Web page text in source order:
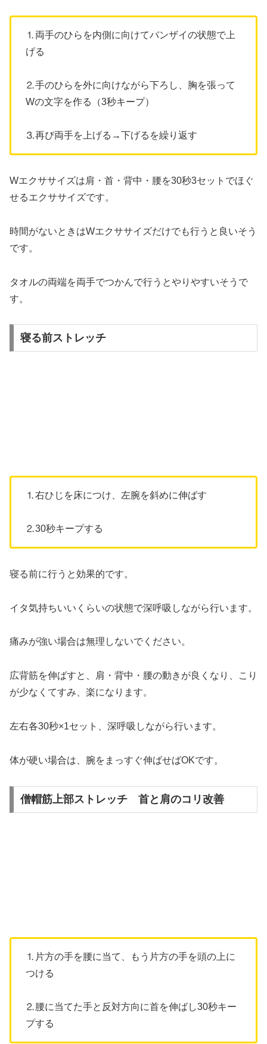
⒈両手のひらを内側に向けてバンザイの状態で上
げる
⒉手のひらを外に向けながら下ろし、胸を張って
Wの文字を作る（3秒キープ）
⒊再び両手を上げる→下げるを繰り返す
Wエクササイズは肩・首・背中・腰を30秒3セットでほぐ
せるエクササイズです。
時間がないときはWエクササイズだけでも行うと良いそう
です。
タオルの両端を両手でつかんで行うとやりやすいそうで
す。
寝る前ストレッチ
⒈右ひじを床につけ、左腕を斜めに伸ばす
⒉30秒キープする
寝る前に行うと効果的です。
イタ気持ちいいくらいの状態で深呼吸しながら行います。
痛みが強い場合は無理しないでください。
広背筋を伸ばすと、肩・背中・腰の動きが良くなり、こり
が少なくてすみ、楽になります。
左右各30秒×1セット、深呼吸しながら行います。
体が硬い場合は、腕をまっすぐ伸ばせばOKです。
僧帽筋上部ストレッチ 首と肩のコリ改善
⒈片方の手を腰に当て、もう片方の手を頭の上に
つける
⒉腰に当てた手と反対方向に首を伸ばし30秒キー
プする